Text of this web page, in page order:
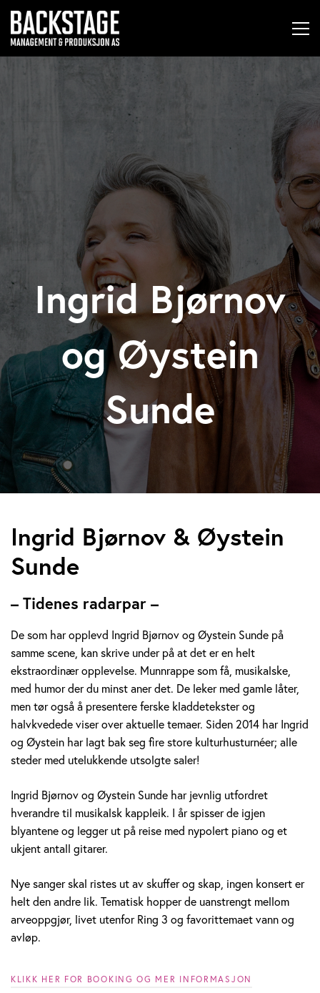
Ingrid Bjørnov
og Øystein
Sunde
I
n
g
r
i
d
B
j
ø
r
n
o
v
&
Ø
y
Ingrid Bjørnov & Øystein
Sunde
– Tidenes radarpar –
De som har opplevd Ingrid Bjørnov og Øystein Sunde på
samme scene, kan skrive under på at det er en helt
ekstraordinær opplevelse. Munnrappe som få, musikalske,
med humor der du minst aner det. De leker med gamle låter,
men tør også å presentere ferske kladdetekster og
halvkvedede viser over aktuelle temaer. Siden 2014 har Ingrid
og Øystein har lagt bak seg fire store kulturhusturnéer; alle
steder med utelukkende utsolgte saler!
Ingrid Bjørnov og Øystein Sunde har jevnlig utfordret
hverandre til musikalsk kappleik. I år spisser de igjen
blyantene og legger ut på reise med nypolert piano og et
ukjent antall gitarer.
Nye sanger skal ristes ut av skuffer og skap, ingen konsert er
helt den andre lik. Tematisk hopper de uanstrengt mellom
arveoppgjør, livet utenfor Ring 3 og favorittemaet vann og
avløp.
KLIKK HER FOR BOOKING OG MER INFORMASJON